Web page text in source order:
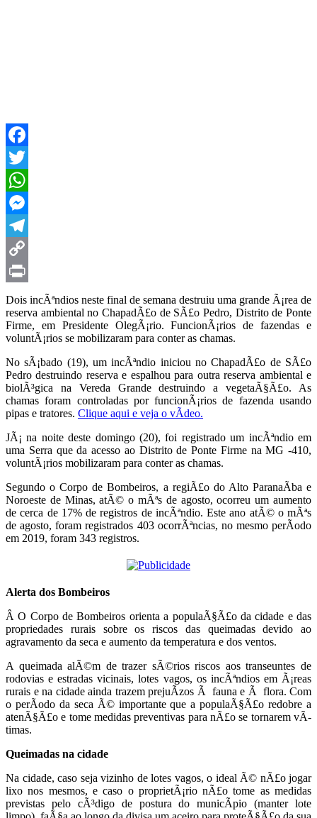
Facebook
Twitter
WhatsApp
Messenger
Telegram
Copy
Link
Print
Dois incÃªndios neste final de semana destruiu uma grande Ã¡rea de
reserva ambiental no ChapadÃ£o de SÃ£o Pedro, Distrito de Ponte
Firme, em Presidente OlegÃ¡rio. FuncionÃ¡rios de fazendas e
voluntÃ¡rios se mobilizaram para conter as chamas.
No sÃ¡bado (19), um incÃªndio iniciou no ChapadÃ£o de SÃ£o
Pedro destruindo reserva e espalhou para outra reserva ambiental e
biolÃ³gica na Vereda Grande destruindo a vegetaÃ§Ã£o. As
chamas foram controladas por funcionÃ¡rios de fazenda usando
pipas e tratores. Clique aqui e veja o vÃ­deo.
JÃ¡ na noite deste domingo (20), foi registrado um incÃªndio em
uma Serra que da acesso ao Distrito de Ponte Firme na MG -410,
voluntÃ¡rios mobilizaram para conter as chamas.
Segundo o Corpo de Bombeiros, a regiÃ£o do Alto ParanaÃ­ba e
Noroeste de Minas, atÃ© o mÃªs de agosto, ocorreu um aumento
de cerca de 17% de registros de incÃªndio. Este ano atÃ© o mÃªs
de agosto, foram registrados 403 ocorrÃªncias, no mesmo perÃ­odo
em 2019, foram 343 registros.
Alerta dos Bombeiros
Â O Corpo de Bombeiros orienta a populaÃ§Ã£o da cidade e das
propriedades rurais sobre os riscos das queimadas devido ao
agravamento da seca e aumento da temperatura e dos ventos.
A queimada alÃ©m de trazer sÃ©rios riscos aos transeuntes de
rodovias e estradas vicinais, lotes vagos, os incÃªndios em Ã¡reas
rurais e na cidade ainda trazem prejuÃ­zos Ã fauna e Ã flora. Com
o perÃ­odo da seca Ã© importante que a populaÃ§Ã£o redobre a
atenÃ§Ã£o e tome medidas preventivas para nÃ£o se tornarem vÃ­
timas.
Queimadas na cidade
Na cidade, caso seja vizinho de lotes vagos, o ideal Ã© nÃ£o jogar
lixo nos mesmos, e caso o proprietÃ¡rio nÃ£o tome as medidas
previstas pelo cÃ³digo de postura do municÃ­pio (manter lote